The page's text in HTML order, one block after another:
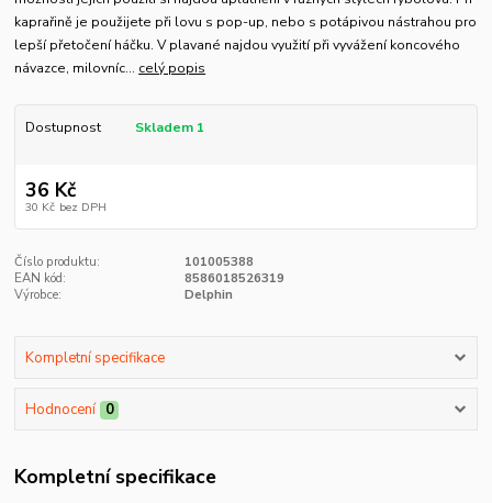
kaprařině je použijete při lovu s pop-up, nebo s potápivou nástrahou pro
lepší přetočení háčku. V plavané najdou využití při vyvážení koncového
návazce, milovníc... celý popis
Dostupnost Skladem 1
36 Kč
30 Kč bez DPH
Číslo produktu:
101005388
EAN kód:
8586018526319
Výrobce:
Delphin
Kompletní specifikace
Hodnocení 0
Kompletní specifikace